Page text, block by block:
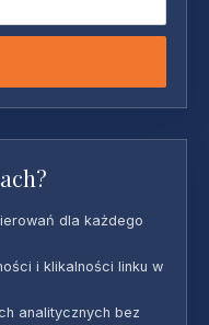
dla każdego
i klikalności linku w
analitycznych bez